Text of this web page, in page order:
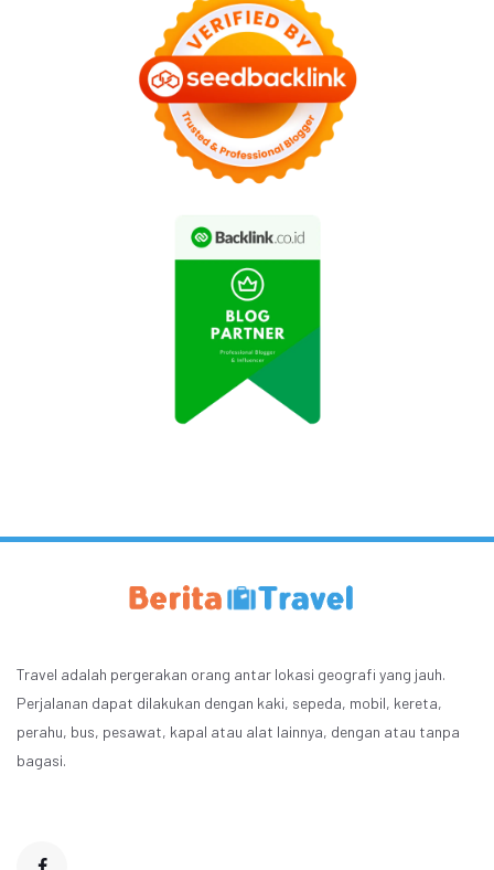
Travel adalah pergerakan orang antar lokasi geografi yang jauh.
Perjalanan dapat dilakukan dengan kaki, sepeda, mobil, kereta,
perahu, bus, pesawat, kapal atau alat lainnya, dengan atau tanpa
bagasi.